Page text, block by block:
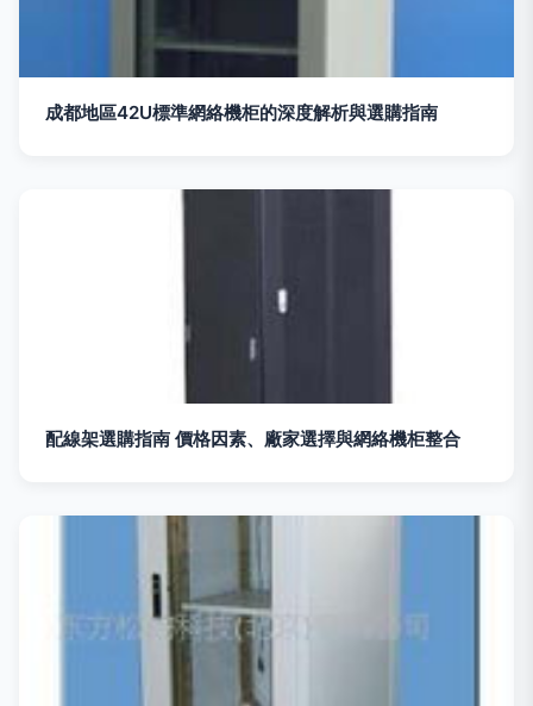
成都地區42U標準網絡機柜的深度解析與選購指南
配線架選購指南 價格因素、廠家選擇與網絡機柜整合